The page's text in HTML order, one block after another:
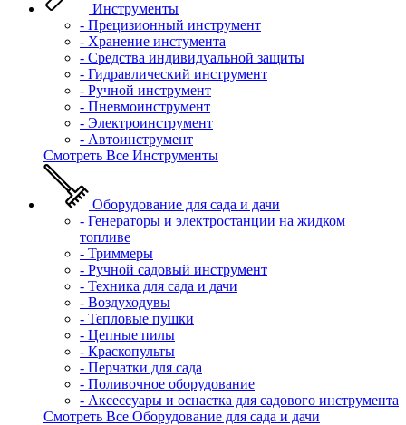
Инструменты
- Прецизионный инструмент
- Хранение инстумента
- Средства индивидуальной защиты
- Гидравлический инструмент
- Ручной инструмент
- Пневмоинструмент
- Электроинструмент
- Автоинструмент
Смотреть Все Инструменты
Оборудование для сада и дачи
- Генераторы и электростанции на жидком
топливе
- Триммеры
- Ручной садовый инструмент
- Техника для сада и дачи
- Воздуходувы
- Тепловые пушки
- Цепные пилы
- Краскопульты
- Перчатки для сада
- Поливочное оборудование
- Аксессуары и оснастка для садового инструмента
Смотреть Все Оборудование для сада и дачи